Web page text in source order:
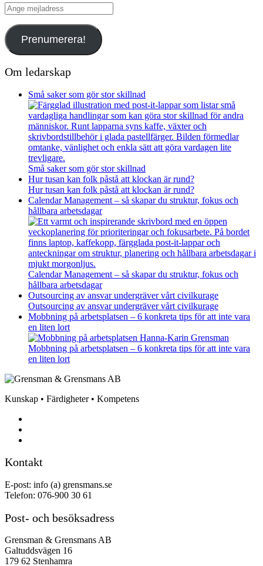
Ange
mejladress
Prenumerera!
Om ledarskap
Små saker som gör stor skillnad
Små saker som gör stor skillnad
Hur tusan kan folk påstå att klockan är rund?
Hur tusan kan folk påstå att klockan är rund?
Calendar Management – så skapar du struktur, fokus och
hållbara arbetsdagar
Calendar Management – så skapar du struktur, fokus och
hållbara arbetsdagar
Outsourcing av ansvar undergräver vårt civilkurage
Outsourcing av ansvar undergräver vårt civilkurage
Mobbning på arbetsplatsen – 6 konkreta tips för att inte vara
en liten lort
Mobbning på arbetsplatsen – 6 konkreta tips för att inte vara
en liten lort
Kunskap • Färdigheter • Kompetens
Kontakt
E-post: info (a) grensmans.se
Telefon: 076-900 30 61
Post- och besöksadress
Grensman & Grensmans AB
Galtuddsvägen 16
179 62 Stenhamra